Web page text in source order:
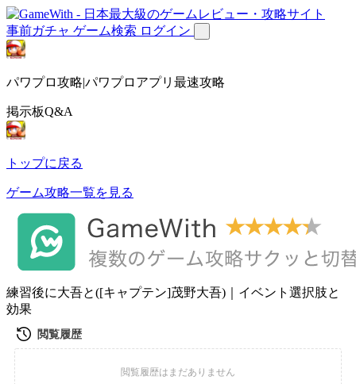
事前ガチャ ゲーム検索 ログイン
パワプロ攻略|パワプロアプリ最速攻略
掲示板Q&A
トップに戻る
ゲーム攻略一覧を見る
練習後に大吾と([キャプテン]茂野大吾)｜イベント選択肢と
効果